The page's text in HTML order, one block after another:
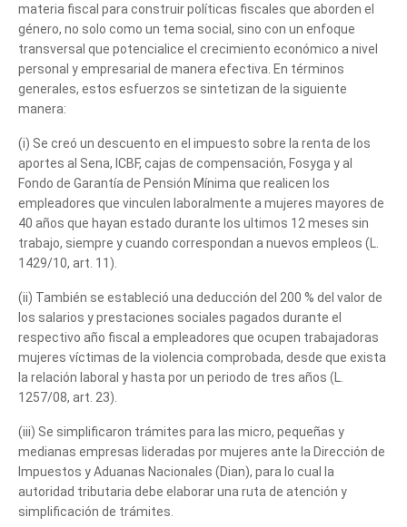
materia fiscal para construir políticas fiscales que aborden el
género, no solo como un tema social, sino con un enfoque
transversal que potencialice el crecimiento económico a nivel
personal y empresarial de manera efectiva. En términos
generales, estos esfuerzos se sintetizan de la siguiente
manera:
(i) Se creó un descuento en el impuesto sobre la renta de los
aportes al Sena, ICBF, cajas de compensación, Fosyga y al
Fondo de Garantía de Pensión Mínima que realicen los
empleadores que vinculen laboralmente a mujeres mayores de
40 años que hayan estado durante los ultimos 12 meses sin
trabajo, siempre y cuando correspondan a nuevos empleos (L.
1429/10, art. 11).
(ii) También se estableció una deducción del 200 % del valor de
los salarios y prestaciones sociales pagados durante el
respectivo año fiscal a empleadores que ocupen trabajadoras
mujeres víctimas de la violencia comprobada, desde que exista
la relación laboral y hasta por un periodo de tres años (L.
1257/08, art. 23).
(iii) Se simplificaron trámites para las micro, pequeñas y
medianas empresas lideradas por mujeres ante la Dirección de
Impuestos y Aduanas Nacionales (Dian), para lo cual la
autoridad tributaria debe elaborar una ruta de atención y
simplificación de trámites.